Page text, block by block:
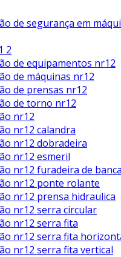
de segurança em
2
de equipamentos nr12
de máquinas nr12
de prensas nr12
de torno nr12
nr12
nr12 calandra
nr12 dobradeira
nr12 esmeril
nr12 furadeira de
nr12 ponte rolante
nr12 prensa hidraulica
nr12 serra circular
nr12 serra fita
nr12 serra fita
nr12 serra fita vertical